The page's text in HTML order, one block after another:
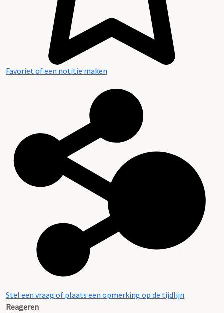
Favoriet of een notitie maken
Stel een vraag of plaats een opmerking op de tijdlijn
Reageren